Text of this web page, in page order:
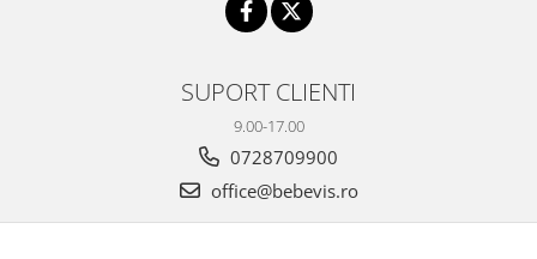
SUPORT CLIENTI
9.00-17.00
0728709900
office@bebevis.ro